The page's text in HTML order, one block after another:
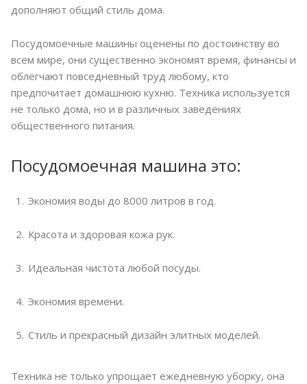
дополняют общий стиль дома.
Посудомоечные машины оценены по достоинству во
всем мире, они существенно экономят время, финансы и
облегчают повседневный труд любому, кто
предпочитает домашнюю кухню. Техника используется
не только дома, но и в различных заведениях
общественного питания.
Посудомоечная машина это:
Экономия воды до 8000 литров в год.
Красота и здоровая кожа рук.
Идеальная чистота любой посуды.
Экономия времени.
Стиль и прекрасный дизайн элитных моделей.
Техника не только упрощает ежедневную уборку, она